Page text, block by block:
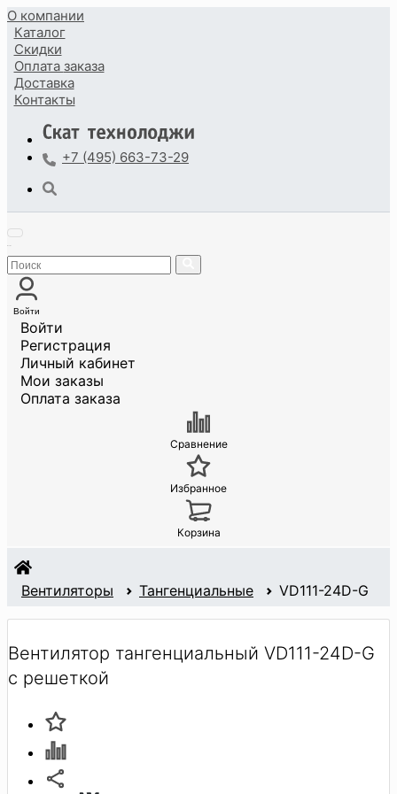
О компании
Каталог
Скидки
Оплата заказа
Доставка
Контакты
+7 (495) 663-73-29
Войти
Войти
Регистрация
Личный кабинет
Мои заказы
Оплата заказа
Сравнение
Избранное
Корзина
Вентиляторы Тангенциальные VD111-24D-G
Вентилятор тангенциальный VD111-24D-G
с решеткой